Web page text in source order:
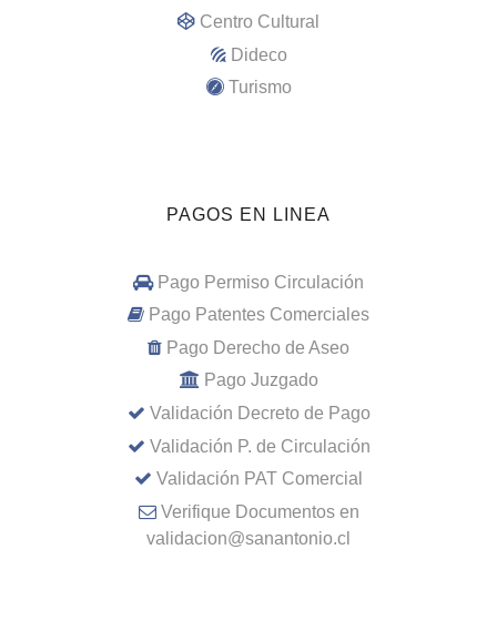
Centro Cultural
Dideco
Turismo
PAGOS EN LINEA
Pago Permiso Circulación
Pago Patentes Comerciales
Pago Derecho de Aseo
Pago Juzgado
Validación Decreto de Pago
Validación P. de Circulación
Validación PAT Comercial
Verifique Documentos en
validacion@sanantonio.cl